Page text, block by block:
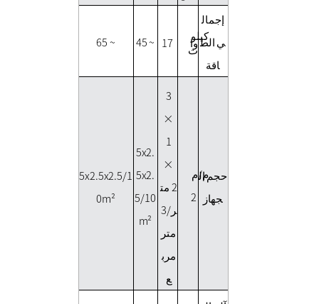
إجمال
ي الط
اقة
كيلو
وا
ت
17
~ 45
~ 65
حجم ال
جهاز
م/م
2
3
×
1
×
2 مت
ر/3
متر
مرب
ع
5x2.
5x2.
5/10
m²
5x2.5x2.5/1
0m²